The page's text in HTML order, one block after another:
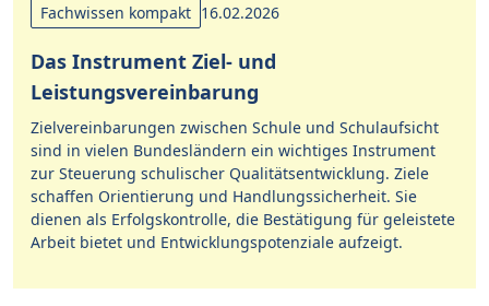
Fachwissen kompakt 16.02.2026
Das Instrument Ziel- und
Leistungsvereinbarung
Zielvereinbarungen zwischen Schule und Schulaufsicht
sind in vielen Bundesländern ein wichtiges Instrument
zur Steuerung schulischer Qualitätsentwicklung. Ziele
schaffen Orientierung und Handlungssicherheit. Sie
dienen als Erfolgskontrolle, die Bestätigung für geleistete
Arbeit bietet und Entwicklungspotenziale aufzeigt.